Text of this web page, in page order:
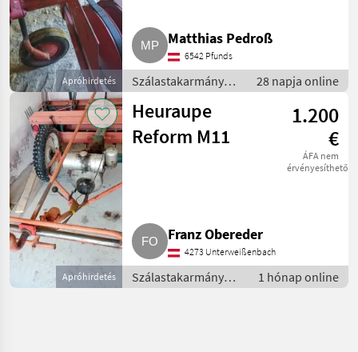
Apróhirdetés
Matthias Pedroß
6542 Pfunds
Szálastakarmány
betakarítók / Hegyi
gépesítés
28 napja online
Apróhirdetés
Heuraupe
Reform M11
1.200
€
ÁFA nem
érvényesíthető
Franz Obereder
4273 Unterweißenbach
Szálastakarmány
betakarítók / Hegyi
1 hónap online